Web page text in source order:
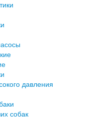
давления
собак